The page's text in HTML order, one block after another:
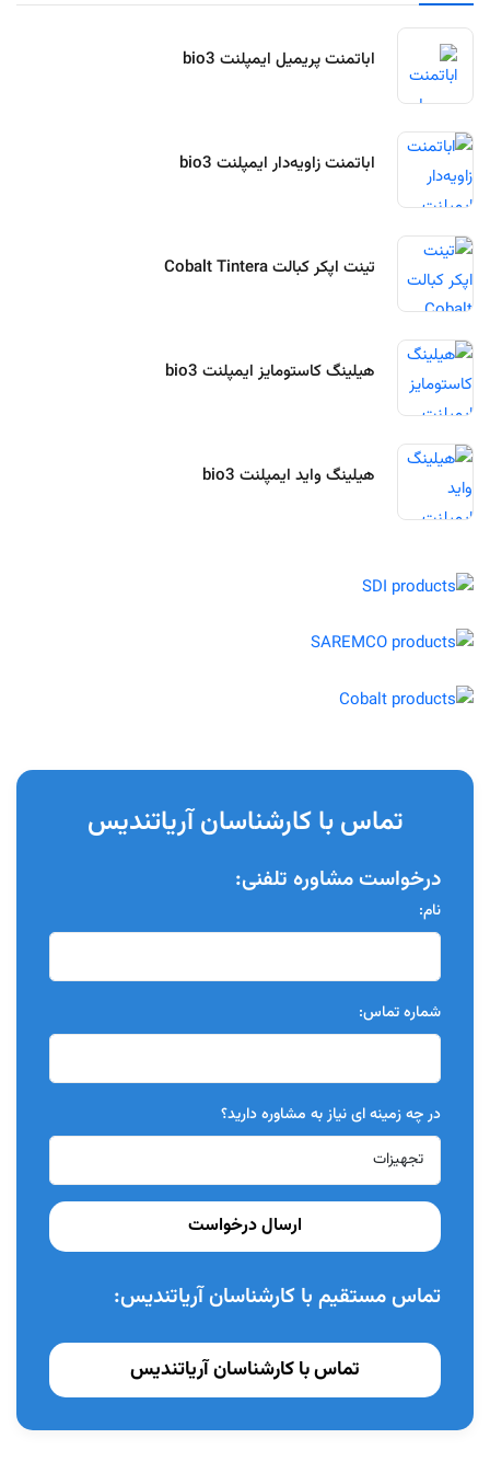
اباتمنت پریمیل ایمپلنت bio3
اباتمنت زاویه‌دار ایمپلنت bio3
تینت اپکر کبالت Cobalt Tintera
هیلینگ کاستومایز ایمپلنت bio3
هیلینگ واید ایمپلنت bio3
تماس با کارشناسان آریاتندیس
درخواست مشاوره تلفنی:
نام:
شماره تماس:
در چه زمینه ای نیاز به مشاوره دارید؟
ارسال درخواست
تماس مستقیم با کارشناسان آریاتندیس:
تماس با کارشناسان آریاتندیس